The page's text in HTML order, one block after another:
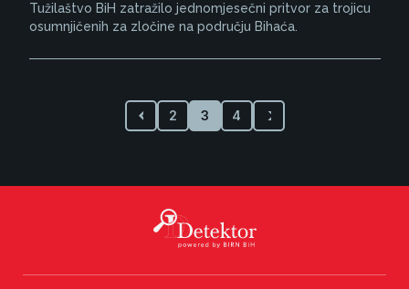
Tužilaštvo BiH zatražilo jednomjesečni pritvor za trojicu
osumnjičenih za zločine na području Bihaća.
2 3 4